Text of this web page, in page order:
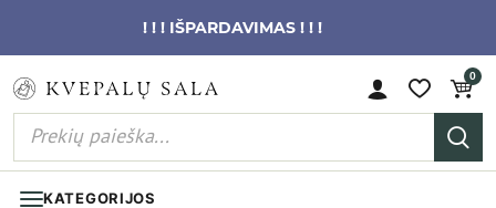
! ! ! IŠPARDAVIMAS ! ! !
0
KATEGORIJOS